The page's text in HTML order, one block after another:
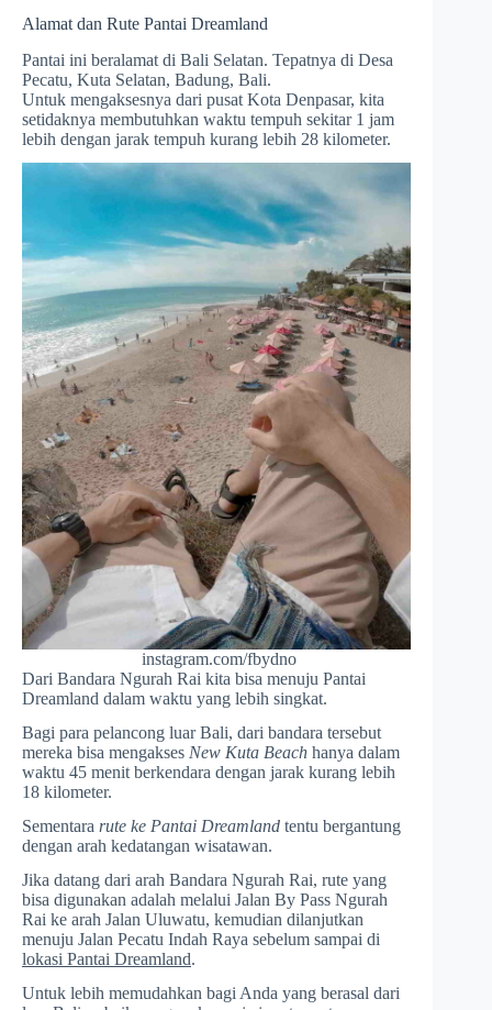
Alamat dan Rute Pantai Dreamland
Pantai ini beralamat di Bali Selatan. Tepatnya di Desa
Pecatu, Kuta Selatan, Badung, Bali.
Untuk mengaksesnya dari pusat Kota Denpasar, kita
setidaknya membutuhkan waktu tempuh sekitar 1 jam
lebih dengan jarak tempuh kurang lebih 28 kilometer.
instagram.com/fbydno
Dari Bandara Ngurah Rai kita bisa menuju Pantai
Dreamland dalam waktu yang lebih singkat.
Bagi para pelancong luar Bali, dari bandara tersebut
mereka bisa mengakses New Kuta Beach hanya dalam
waktu 45 menit berkendara dengan jarak kurang lebih
18 kilometer.
Sementara rute ke Pantai Dreamland tentu bergantung
dengan arah kedatangan wisatawan.
Jika datang dari arah Bandara Ngurah Rai, rute yang
bisa digunakan adalah melalui Jalan By Pass Ngurah
Rai ke arah Jalan Uluwatu, kemudian dilanjutkan
menuju Jalan Pecatu Indah Raya sebelum sampai di
lokasi Pantai Dreamland.
Untuk lebih memudahkan bagi Anda yang berasal dari